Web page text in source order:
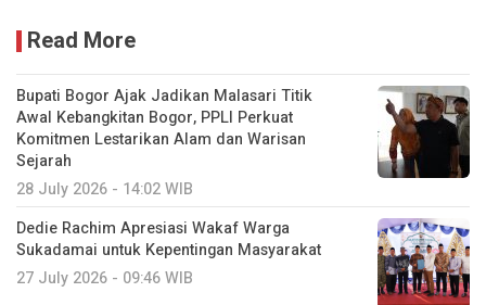
Read More
Bupati Bogor Ajak Jadikan Malasari Titik
Awal Kebangkitan Bogor, PPLI Perkuat
Komitmen Lestarikan Alam dan Warisan
Sejarah
28 July 2026 - 14:02 WIB
Dedie Rachim Apresiasi Wakaf Warga
Sukadamai untuk Kepentingan Masyarakat
27 July 2026 - 09:46 WIB